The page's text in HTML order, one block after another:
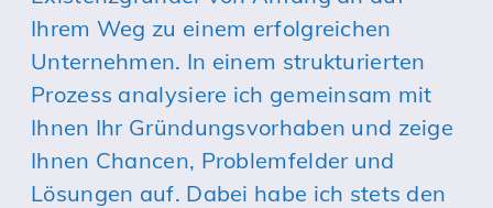
Ihrem Weg zu einem erfolgreichen
Unternehmen. In einem strukturierten
Prozess analysiere ich gemeinsam mit
Ihnen Ihr Gründungsvorhaben und zeige
Ihnen Chancen, Problemfelder und
Lösungen auf. Dabei habe ich stets den